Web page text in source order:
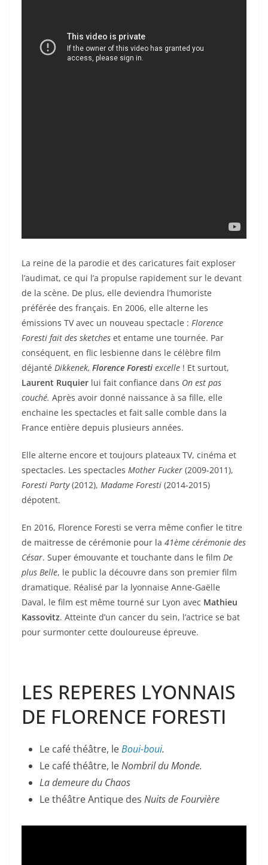
La reine de la parodie et des caricatures fait exploser
l’audimat, ce qui l’a propulse rapidement sur le devant
de la scène. De plus, elle deviendra l’humoriste
préférée des français. En 2006, elle alterne les
émissions TV avec un nouveau spectacle : Florence
Foresti fait des sketches et entame une tournée. Par
conséquent, en flic lesbienne dans le célèbre film
déjanté Dikkenek, Florence Foresti excelle ! Et surtout,
Laurent Ruquier lui fait confiance dans On est pas
couché. Après avoir donné naissance à sa fille, elle
enchaine les spectacles et fait salle comble dans la
France entière depuis plusieurs années.
Elle alterne encore et toujours plateaux TV, cinéma et
spectacles. Les spectacles Mother Fucker (2009-2011),
Foresti Party(2012), Madame Foresti (2014-2015)
dépotent.
En 2016, Florence Foresti se verra même confier le titre
de maitresse de cérémonie pour la 41ème cérémonie des
César. Super émouvante et touchante dans le film De
plus Belle, le public la découvre dans son premier film
dramatique. Réalisé par la lyonnaise Anne-Gaëlle
Daval, le film est même tourné sur Lyon avec Mathieu
Kassovitz. Atteinte d’un cancer du sein, l’actrice se bat
pour surmonter cette douloureuse épreuve.
LES REPERES LYONNAIS
DE FLORENCE FORESTI
Le café théâtre, leBoui-boui.
Le café théâtre, leNombril du Monde.
La demeure du Chaos
Le théâtre Antique des Nuits de Fourvière